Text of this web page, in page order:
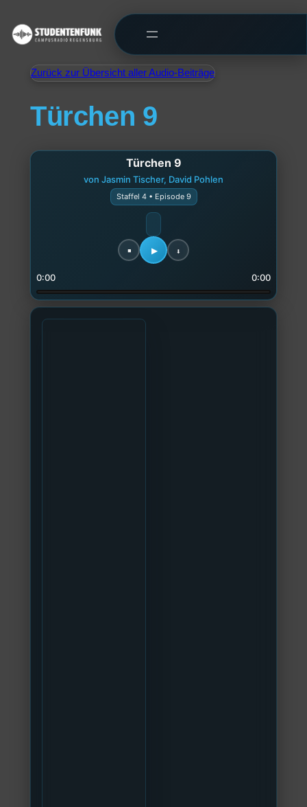
Zurück zur Übersicht aller Audio-Beiträge
Türchen 9
Türchen 9
von Jasmin Tischer, David Pohlen
Staffel 4 • Episode 9
0:00 0:00